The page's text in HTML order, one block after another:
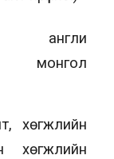
англи
хөгжлийн